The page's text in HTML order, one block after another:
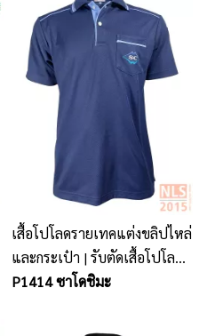
เสื้อโปโลดรายเทคแต่งขลิปไหล่
และกระเป๋า | รับตัดเสื้อโปโล
พนักงานเนื้อผ้าคุณภาพ
P1414 ซาโดชิมะ